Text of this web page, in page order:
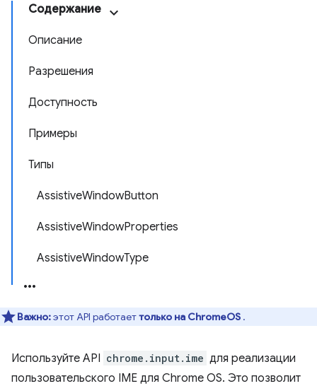
Содержание
Описание
Разрешения
Доступность
Примеры
Типы
AssistiveWindowButton
AssistiveWindowProperties
AssistiveWindowType
Важно:этот API работаеттолько на ChromeOS .
Используйте API chrome.input.ime для реализации
пользовательского IME для Chrome OS. Это позволит